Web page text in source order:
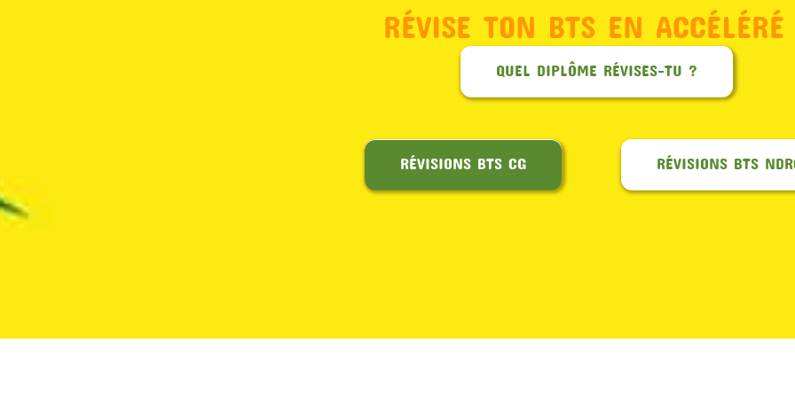
RÉVISE TON BTS EN
QUEL DIPLÔME RÉVISES-TU ?
RÉVISIONS BTS CG RÉVISIONS BTS